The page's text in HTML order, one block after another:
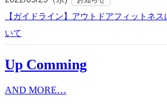
【ガイドライン】アウトドアフィットネ
いて
Up Comming
AND MORE…